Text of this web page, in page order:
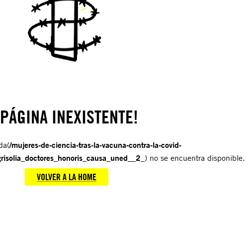
INEXISTENTE!
/mujeres-de-ciencia-tras-la-vacuna-contra-la-covid-
) no se encuentra disponible.
VOLVER A LA HOME